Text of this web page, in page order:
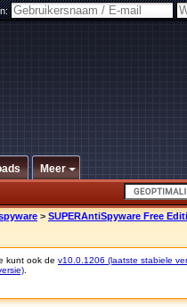
Meer
> SUPERAntiSpyware Free
kunt ook de v10.0.1206 (laatste stabiele